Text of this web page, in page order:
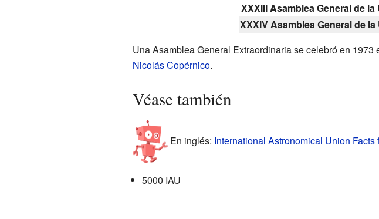
XXXIII Asamblea General de la
XXXIV Asamblea General de la
Una Asamblea General Extraordinaria se celebró en 1973
Nicolás Copérnico.
Véase también
En inglés: International Astronomical Union Facts
5000 IAU